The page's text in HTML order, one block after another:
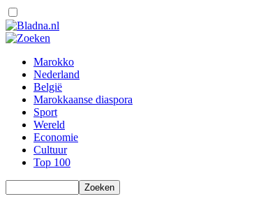
Marokko
Nederland
België
Marokkaanse diaspora
Sport
Wereld
Economie
Cultuur
Top 100